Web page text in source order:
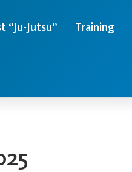
“Ju-Jutsu” Training